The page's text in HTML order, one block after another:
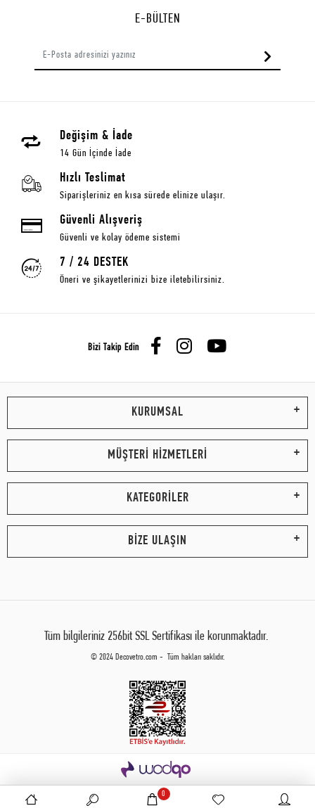
E-BÜLTEN
Değişim & İade
14 Gün İçinde İade
Hızlı Teslimat
Siparişleriniz en kısa sürede elinize ulaşır.
Güvenli Alışveriş
Güvenli ve kolay ödeme sistemi
7 / 24 DESTEK
Öneri ve şikayetlerinizi bize iletebilirsiniz.
Bizi Takip Edin
KURUMSAL
MÜŞTERİ HİZMETLERİ
KATEGORİLER
BİZE ULAŞIN
Tüm bilgileriniz 256bit SSL Sertifikası ile korunmaktadır.
© 2024 Decovetro.com - Tüm hakları saklıdır.
0